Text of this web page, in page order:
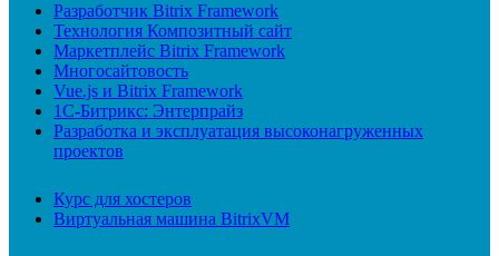
Разработчик Bitrix Framework
Технология Композитный сайт
Маркетплейс Bitrix Framework
Многосайтовость
Vue.js и Bitrix Framework
1С-Битрикс: Энтерпрайз
Разработка и эксплуатация высоконагруженных
проектов
Курс для хостеров
Виртуальная машина BitrixVM